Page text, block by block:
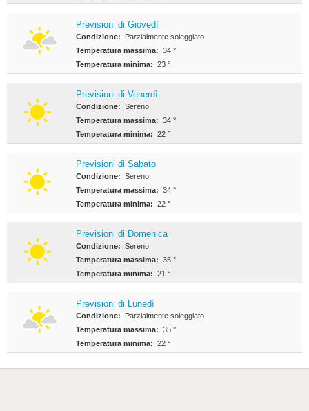
Previsioni di Giovedì
Condizione:
Parzialmente soleggiato
Temperatura massima: 34 °
Temperatura minima: 23 °
Previsioni di Venerdì
Condizione: Sereno
Temperatura massima: 34 °
Temperatura minima: 22 °
Previsioni di Sabato
Condizione: Sereno
Temperatura massima: 34 °
Temperatura minima: 22 °
Previsioni di Domenica
Condizione: Sereno
Temperatura massima: 35 °
Temperatura minima: 21 °
Previsioni di Lunedì
Condizione:
Parzialmente soleggiato
Temperatura massima: 35 °
Temperatura minima: 22 °